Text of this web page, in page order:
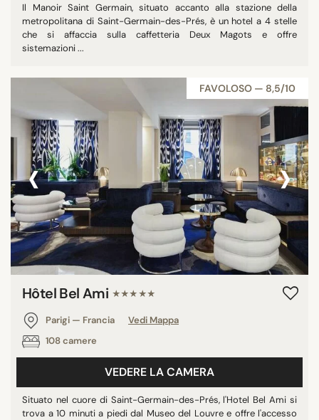
Il Manoir Saint Germain, situato accanto alla stazione della
metropolitana di Saint-Germain-des-Prés, è un hotel a 4 stelle
che si affaccia sulla caffetteria Deux Magots e offre
sistemazioni ...
FAVOLOSO — 8,5/10
‹ ›
Hôtel Bel Ami ★★★★★
Parigi — Francia
Vedi Mappa
108 camere
VEDERE LA CAMERA
Situato nel cuore di Saint-Germain-des-Prés, l'Hotel Bel Ami si
trova a 10 minuti a piedi dal Museo del Louvre e offre l'accesso